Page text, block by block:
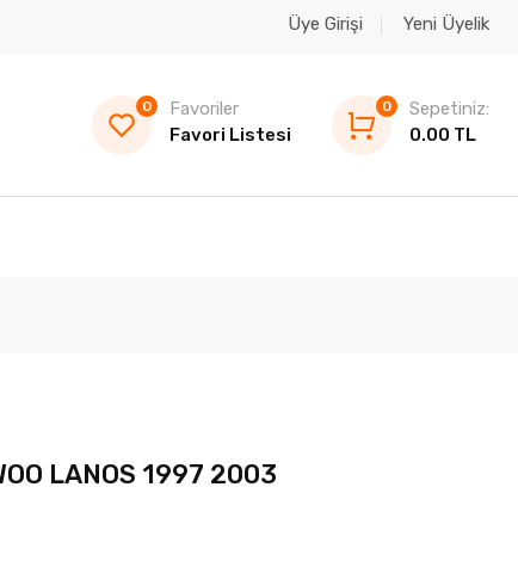
Üye Girişi Yeni Üyelik
0
Favoriler
Favori Listesi
0
Sepetiniz:
0.00 TL
LANOS 1997 2003